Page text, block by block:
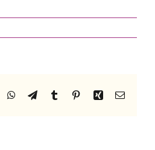
WhatsApp
TelegramTumblr PinterestXing Email